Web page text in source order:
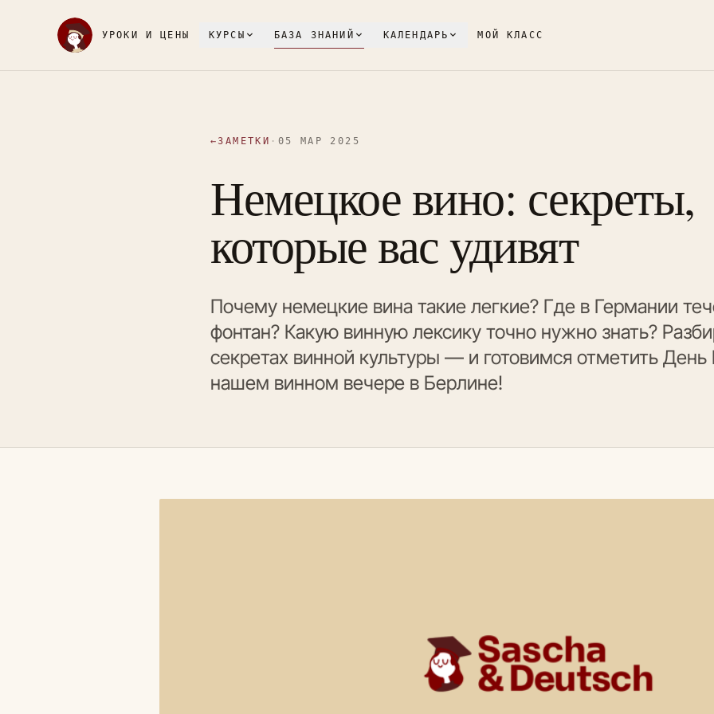
УРОКИ И ЦЕНЫ КУРСЫ БАЗА ЗНАНИЙ КАЛЕНДАРЬ МОЙ КЛАСС
←ЗАМЕТКИ · 05 МАР 2025
Немецкое вино: секреты,
которые вас удивят
Почему немецкие вина такие легкие? Где в Германии
фонтан? Какую винную лексику точно нужно знать?
секретах винной культуры — и готовимся отметить День
нашем винном вечере в Берлине!